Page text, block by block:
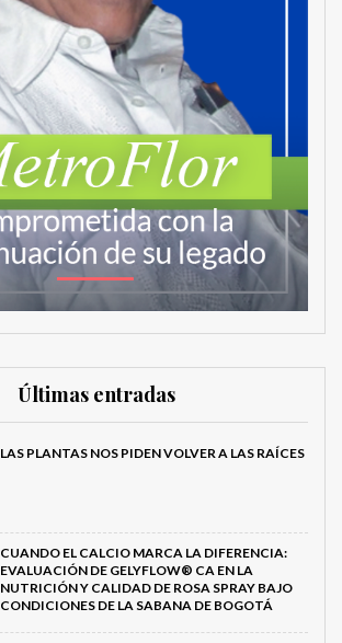
Últimas entradas
LAS PLANTAS NOS PIDEN VOLVER A LAS RAÍCES
CUANDO EL CALCIO MARCA LA DIFERENCIA:
EVALUACIÓN DE GELYFLOW® CA EN LA
NUTRICIÓN Y CALIDAD DE ROSA SPRAY BAJO
CONDICIONES DE LA SABANA DE BOGOTÁ